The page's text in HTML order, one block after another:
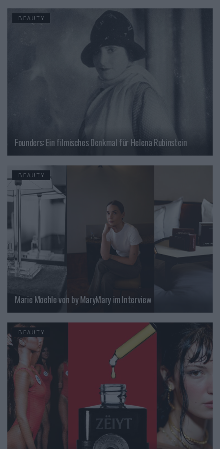
BEAUTY
Founders: Ein filmisches Denkmal für Helena Rubinstein
BEAUTY
Marie Moehle von by MaryMary im Interview
BEAUTY